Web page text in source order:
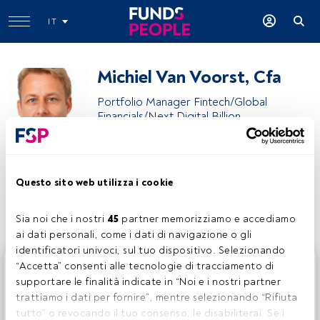
Questo sito web utilizza i cookie
Sia noi che i nostri 45 partner memorizziamo e accediamo
ai dati personali, come i dati di navigazione o gli
identificatori univoci, sul tuo dispositivo. Selezionando
“Accetta” consenti alle tecnologie di tracciamento di
supportare le finalità indicate in “Noi e i nostri partner
trattiamo i dati per fornire”, mentre selezionando “Rifiuta
tutto” o revocando il tuo consenso, le disabiliterai. Se i
IT
Michiel Van Voorst, Cfa
Portfolio Manager Fintech/Global
Financials/Next Digital Billion
Condividi:
Questo è un articolo riservato agli utenti FundsPeople. Se
sei già registrato, accedi tramite il pulsante Login. Se non
hai ancora un account, ti invitiamo a registrarti per scoprire
tutti i contenuti che FundsPeople ha da offrire.